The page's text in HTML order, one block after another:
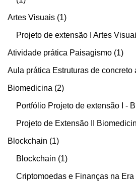
Artes Visuais 1
Projeto de extensão I Artes
Atividade prática Paisagismo 1
Aula prática Estruturas de concreto
Biomedicina 2
Portfólio Projeto de extensão I -
Projeto de Extensão II
Blockchain 1
Blockchain 1
Criptomoedas e Finanças na Era